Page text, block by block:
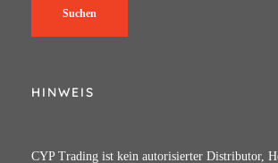
Suchen
HINWEIS
CYP Trading ist kein autorisierter Distributor,